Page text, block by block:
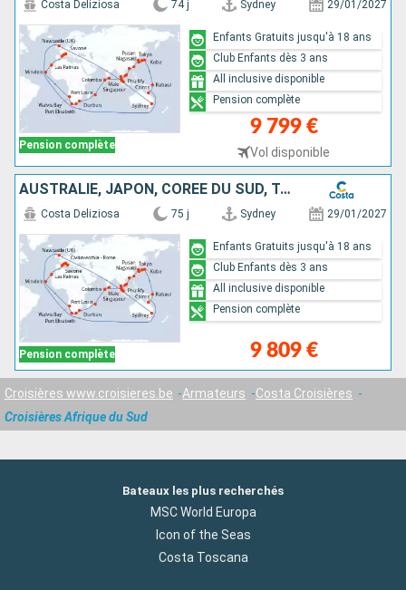
Pension complète
Costa Deliziosa 74 j Sydney 29/01/2027
9 799 €
Vol disponible
Enfants Gratuits jusqu'à 18 ans
Club Enfants dès 3 ans
All inclusive disponible
Pension complète
AUSTRALIE, JAPON, CORÉE DU SUD, TAÏWAN, CHINE, VIETNAM, SINGAPOUR, MALAISIE, SRI LANKA, MALDIVES, MAURICE, AFRIQUE DU SUD, NAMIBIA, CAP VERT, ITALIE
Pension complète
Costa Deliziosa 75 j Sydney 29/01/2027
9 809 €
Enfants Gratuits jusqu'à 18 ans
Club Enfants dès 3 ans
All inclusive disponible
Pension complète
Croisières www.croisieres.be Armateurs
Costa Croisières
Croisières Afrique du Sud
Bateaux les plus recherchés
MSC World Europa
Icon of the Seas
Costa Toscana